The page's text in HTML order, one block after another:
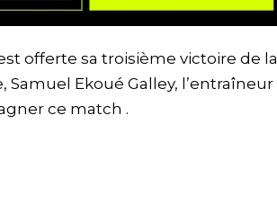
offerte sa troisième victoire de la
Samuel Ekoué Galley, l’entraîneur
ce match .